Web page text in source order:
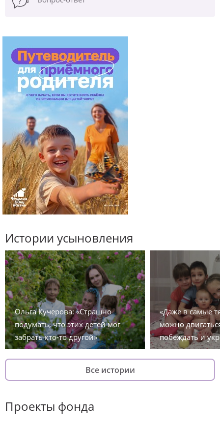
Истории усыновления
Ольга Кучерова: «Страшно
подумать, что этих детей мог
забрать кто-то другой»
«Даже в самые
можно
побеждать и
Все истории
Проекты фонда